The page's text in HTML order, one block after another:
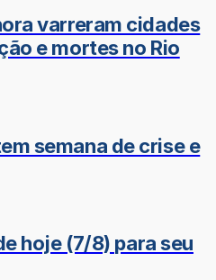
varreram cidades
e mortes no Rio
semana de crise e
hoje (7/8) para seu